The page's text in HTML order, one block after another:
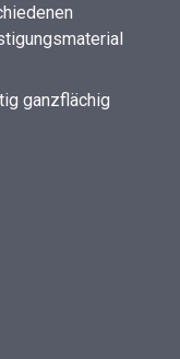
ganzflächig